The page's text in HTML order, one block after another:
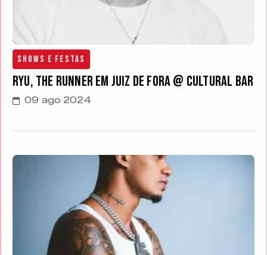
Shows e Festas
Ryu, the Runner em Juiz de Fora @ Cultural Bar
09 ago 2024